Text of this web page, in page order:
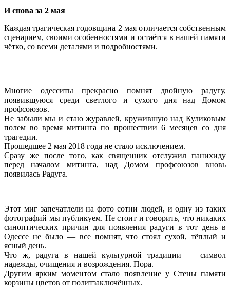
И снова за 2 мая
Каждая трагическая годовщина 2 мая отличается собственным
сценарием, своими особенностями и остаётся в нашей памяти
чётко, со всеми деталями и подробностями.
Многие одесситы прекрасно помнят двойную радугу,
появившуюся среди светлого и сухого дня над Домом
профсоюзов.
Не забыли мы и стаю журавлей, кружившую над Куликовым
полем во время митинга по прошествии 6 месяцев со дня
трагедии.
Прошедшее 2 мая 2018 года не стало исключением.
Сразу же после того, как священник отслужил панихиду
перед началом митинга, над Домом профсоюзов вновь
появилась Радуга.
Этот миг запечатлели на фото сотни людей, и одну из таких
фотографий мы публикуем. Не стоит и говорить, что никаких
синоптических причин для появления радуги в тот день в
Одессе не было — все помнят, что стоял сухой, тёплый и
ясный день.
Что ж, радуга в нашей культурной традиции — символ
надежды, очищения и возрождения. Пора.
Другим ярким моментом стало появление у Стены памяти
корзины цветов от политзаключённых.